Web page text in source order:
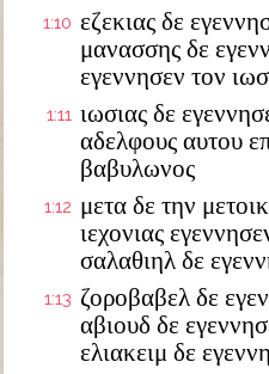
1:10 εζεκιας δε
μανασσης δε
εγεννησεν τον
1:11 ιωσιας δε
αδελφους αυτου
βαβυλωνος
1:12 μετα δε την
ιεχονιας
σαλαθιηλ δε
1:13 ζοροβαβελ δε
αβιουδ δε
ελιακειμ δε